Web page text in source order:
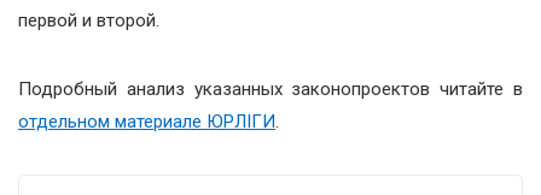
первой и второй.
Подробный анализ указанных законопроектов читайте в
отдельном материале ЮРЛІГИ.